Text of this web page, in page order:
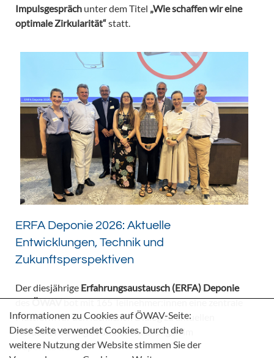
Impulsgespräch unter dem Titel „Wie schaffen wir eine
optimale Zirkularität“statt.
ERFA Deponie 2026: Aktuelle
Entwicklungen, Technik und
Zukunftsperspektiven
Der diesjährige Erfahrungsaustausch (ERFA) Deponie
desÖWAVbot mit 165 Teilnehmer:innen eine zentrale
Plattform für den fachlichen Dialog zu aktuellen
Herausforderungen und Entwicklungen im
Deponiebereich.
Informationen zu Cookies auf ÖWAV-Seite:
Diese Seite verwendet Cookies. Durch die
weitere Nutzung der Website stimmen Sie der